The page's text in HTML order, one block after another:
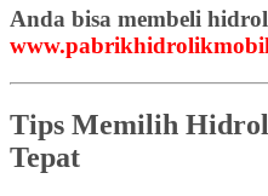
Anda bisa membeli
Tips Memilih
Tepat